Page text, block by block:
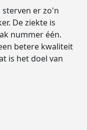
sterven er zo'n
De ziekte is
nummer één.
betere kwaliteit
is het doel van